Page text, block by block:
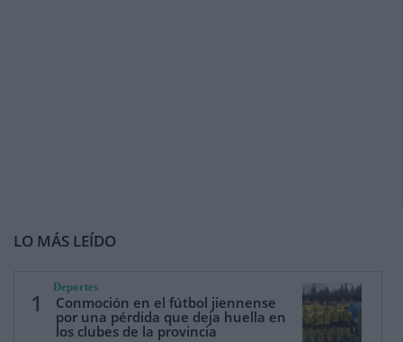
LO MÁS LEÍDO
1
Deportes
Conmoción en el fútbol jiennense
por una pérdida que deja huella en
los clubes de la provincia